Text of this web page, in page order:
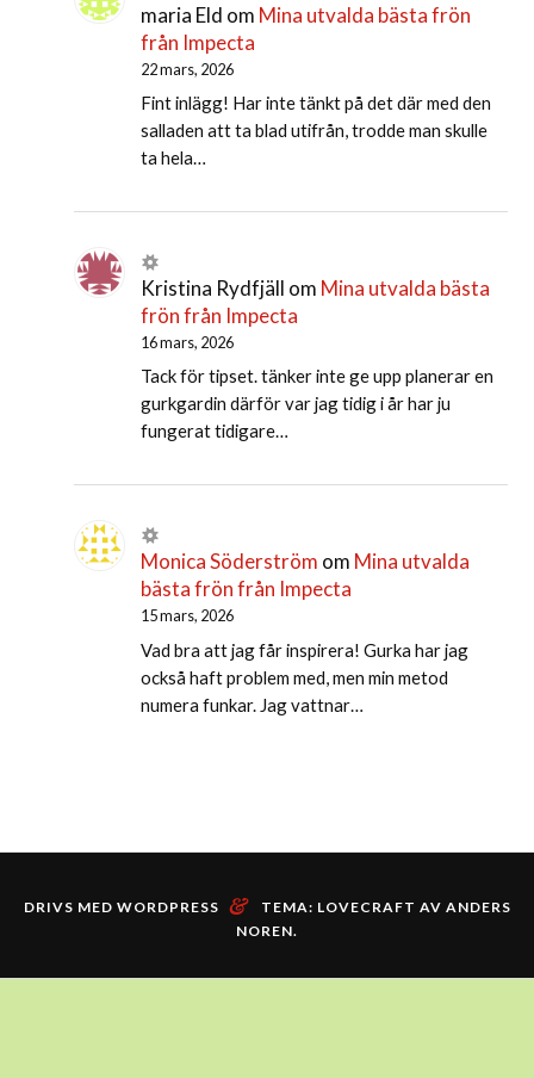
maria Eld om Mina utvalda bästa frön
från Impecta
22 mars, 2026
Fint inlägg! Har inte tänkt på det där med den
salladen att ta blad utifrån, trodde man skulle
ta hela…
Kristina Rydfjäll om Mina utvalda bästa
frön från Impecta
16 mars, 2026
Tack för tipset. tänker inte ge upp planerar en
gurkgardin därför var jag tidig i år har ju
fungerat tidigare…
Monica Söderström om Mina utvalda
bästa frön från Impecta
15 mars, 2026
Vad bra att jag får inspirera! Gurka har jag
också haft problem med, men min metod
numera funkar. Jag vattnar…
DRIVS MED WORDPRESS & TEMA: LOVECRAFT AV ANDERS
NOREN.